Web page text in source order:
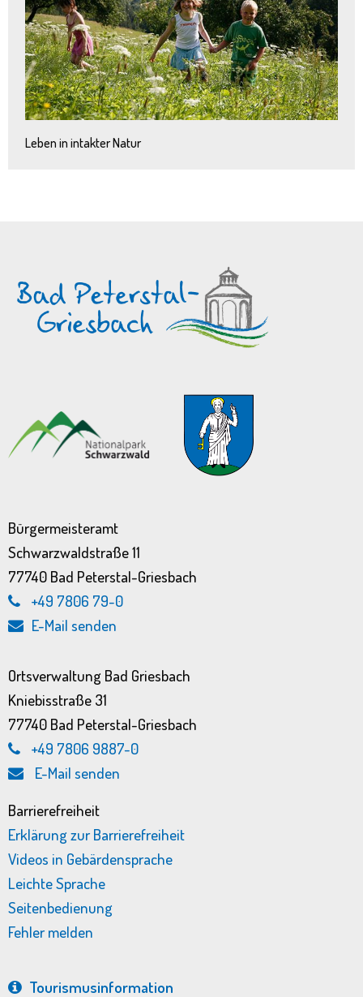
Leben in intakter Natur
Bürgermeisteramt
Schwarzwaldstraße 11
77740 Bad Peterstal-Griesbach
+49 7806 79-0
E-Mail senden
Ortsverwaltung Bad Griesbach
Kniebisstraße 31
77740 Bad Peterstal-Griesbach
+49 7806 9887-0
E-Mail senden
Barrierefreiheit
Erklärung zur Barrierefreiheit
Videos in Gebärdensprache
Leichte Sprache
Seitenbedienung
Fehler melden
Tourismus­information